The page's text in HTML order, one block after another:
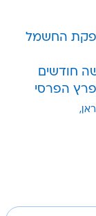
החשמל
חודשים